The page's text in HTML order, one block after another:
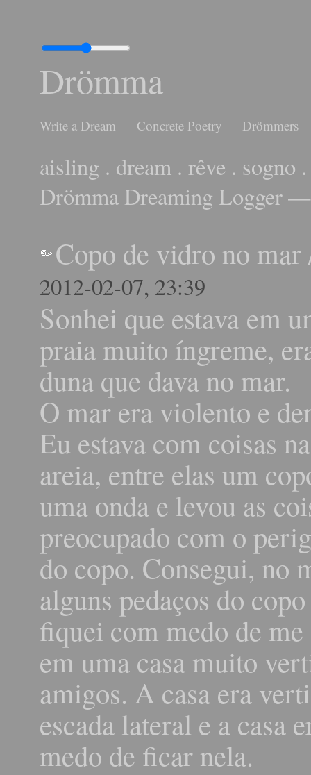
Drömma
Write a Dream Concrete Poetry Drömmers
aisling . dream . rêve . sogno
Drömma Dreaming Logger
Copo de vidro no mar
2012-02-07, 23:39
Sonhei que estava em
praia muito íngreme,
duna que dava no mar.
O mar era violento e
Eu estava com coisas na
areia, entre elas um
uma onda e levou as
preocupado com o
do copo. Consegui, no
alguns pedaços do
fiquei com medo de
em uma casa muito
amigos. A casa era
escada lateral e a casa
medo de ficar nela.